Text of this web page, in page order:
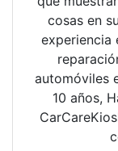
cosas en
experiencia
automóviles
10 años,